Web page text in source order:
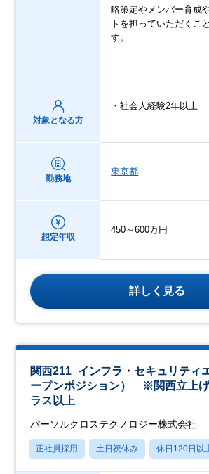
略策定やメンバー育成
トを担っていただくこ
す。
対象となる方
・社会人経験2年以上
勤務地
東京都
想定年収
450～600万円
詳しく見る
関西211_インフラ・セキュリティ
ープンポジション） ※関西立上げ
ラス以上
パーソルクロステクノロジー株式会社
正社員採用 土日祝休み 休日120日以